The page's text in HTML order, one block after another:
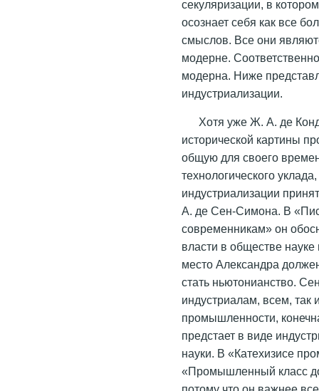
секуляризации, в
осознает себя как все
смыслов. Все они
модерне.
модерна. Ниже
индустриализации.
Хотя уже Ж. А. де
исторической картины
общую для своего
технологического
индустриализации
А. де Сен-Симона. В
современникам» он
власти в обществе науке
место Александра
стать ньютонианство.
индустриалам, всем, так
промышленности,
предстает в виде
науки. В «Катехизисе
«Промышленный класс